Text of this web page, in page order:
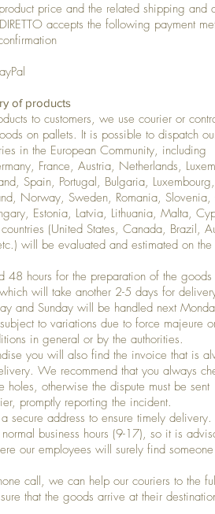
price and the related shipping and
accepts the following payment
of products
to customers, we use courier or
on pallets. It is possible to dispatch
in the European Community, including
France, Austria, Netherlands,
Spain, Portugal, Bulgaria, Luxembourg,
Norway, Sweden, Romania, Slovenia,
Estonia, Latvia, Lithuania, Malta,
(United States, Canada, Brazil,
will be evaluated and estimated on the
48 hours for the preparation of the
will take another 2-5 days for
and Sunday will be handled next
to variations due to force majeure
in general or by the authorities.
you will also find the invoice that is
We recommend that you always
holes, otherwise the dispute must be sent
promptly reporting the incident.
secure address to ensure timely delivery.
business hours (9-17), so it is
our employees will surely find
call, we can help our couriers to the
that the goods arrive at their